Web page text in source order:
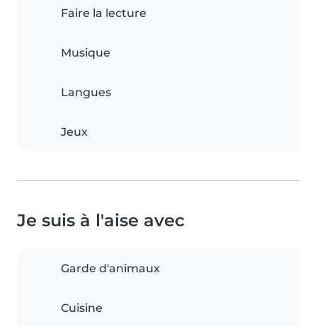
Faire la lecture
Musique
Langues
Jeux
Je suis à l'aise avec
Garde d'animaux
Cuisine